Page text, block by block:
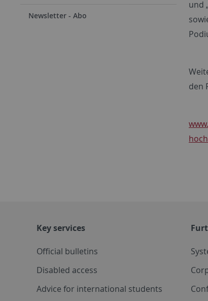
Newsletter - Abo
und
den
Key services
Official bulletins
Disabled access
Advice for international students